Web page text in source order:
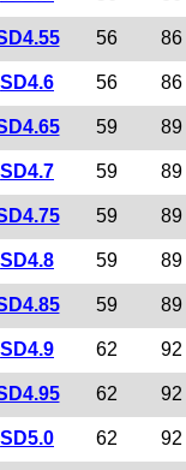
56 86
SD4.6 56 86
59 89
SD4.7 59 89
59 89
SD4.8 59 89
59 89
SD4.9 62 92
62 92
SD5.0 62 92